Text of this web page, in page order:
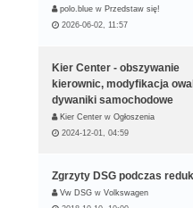
polo.blue w Przedstaw się!
2026-06-02, 11:57
Kier Center - obszywanie
kierownic, modyfikacja
dywaniki samochodowe
Kier Center w Ogłoszenia
2024-12-01, 04:59
Zgrzyty DSG podczas
Vw DSG w Volkswagen